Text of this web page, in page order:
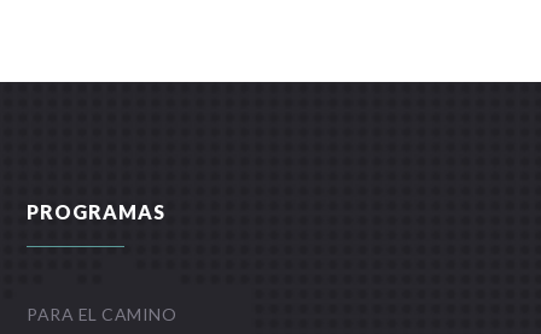
PROGRAMAS
PARA EL CAMINO